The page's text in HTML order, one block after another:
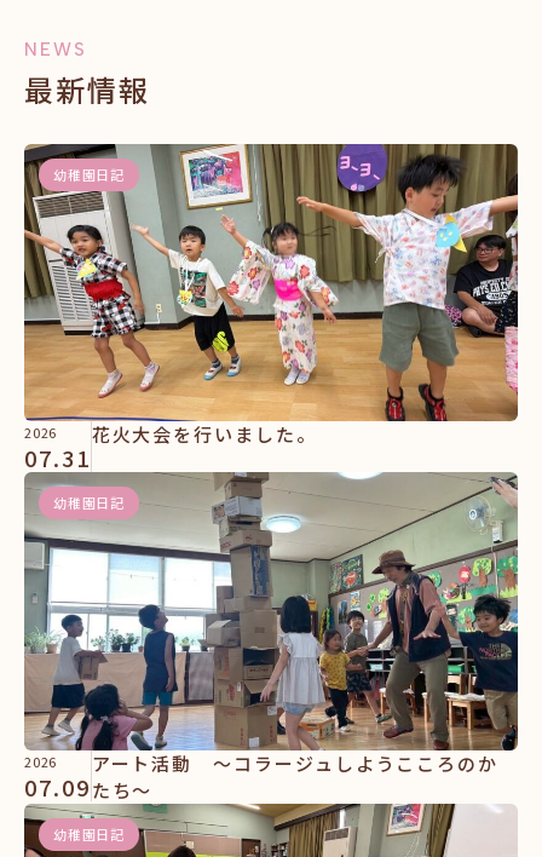
NEWS
最新情報
幼稚園日記
2026
07.31
花火大会を行いました。
幼稚園日記
2026
07.09
アート活動 ～コラージュしようこころのか
たち～
幼稚園日記